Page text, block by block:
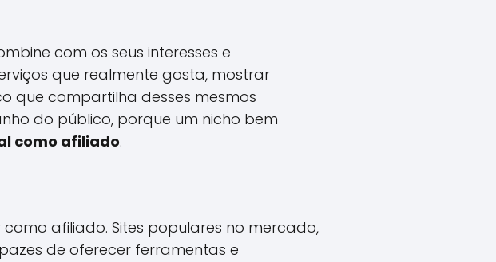
com os seus interesses e
que realmente gosta, mostrar
que compartilha desses mesmos
do público, porque um nicho bem
como afiliado.
afiliado. Sites populares no mercado,
de oferecer ferramentas e